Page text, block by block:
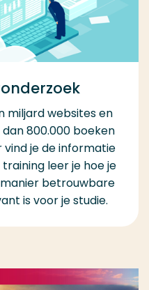
miljard websites en
800.000 boeken
je de informatie
leer je hoe je
betrouwbare
is voor je studie.